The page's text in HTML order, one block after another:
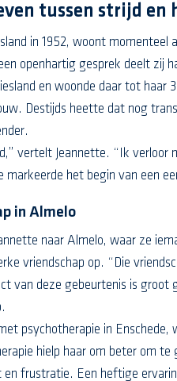
tussen strijd en
in 1952, woont
openhartig gesprek deelt zij
en woonde daar tot
Destijds heette dat nog
vertelt Jeannette. “Ik
markeerde het begin van een
in Almelo
naar Almelo, waar ze
vriendschap op. “Die
van deze gebeurtenis is
psychotherapie in
hielp haar om beter om
en frustratie. Een heftige